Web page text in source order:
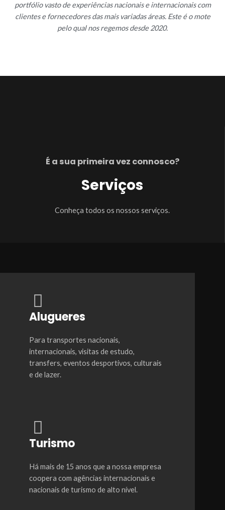
portfólio vasto de experiências nacionais e internacionais com
clientes efornecedores das mais variadas áreas. Este é o mote
pelo qual nos regemos desde 2020.
É a sua primeira vez connosco?
Serviços
Conheça todos os nossos serviços.
Alugueres
Para transportes nacionais,
internacionais, visitas de estudo,
transfers, eventos desportivos, culturais
e de lazer.
Turismo
Há mais de 15 anos que a nossa empresa
coopera com agências internacionais e
nacionais de turismo de alto nível.